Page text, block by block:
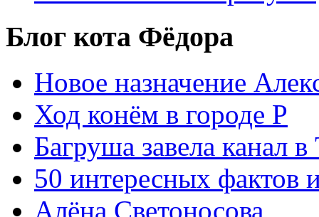
Блог кота Фёдора
Новое назначение
Ход конём в городе Р
Багруша завела канал в
50 интересных фактов
Алёна Светоносова